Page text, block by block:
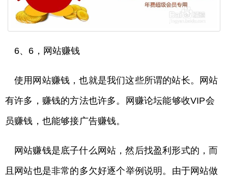
6、6，网站赚钱
使用网站赚钱，也就是我们这些所谓的站长。网站
有许多，赚钱的方法也许多。网赚论坛能够收VIP会
员赚钱，也能够接广告赚钱。
网站赚钱是底子什么网站，然后找盈利形式的，而
且网站也是非常的多欠好逐个举例说明。由于网站做